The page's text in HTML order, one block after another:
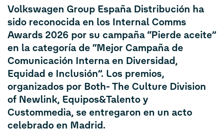
Volkswagen Group España Distribución ha
sido reconocida en los Internal Comms
Awards 2026 por su campaña “Pierde aceite”
en la categoría de “Mejor Campaña de
Comunicación Interna en Diversidad,
Equidad e Inclusión”. Los premios,
organizados por Both- The Culture Division
of Newlink, Equipos&Talento y
Custommedia, se entregaron en un acto
celebrado en Madrid.